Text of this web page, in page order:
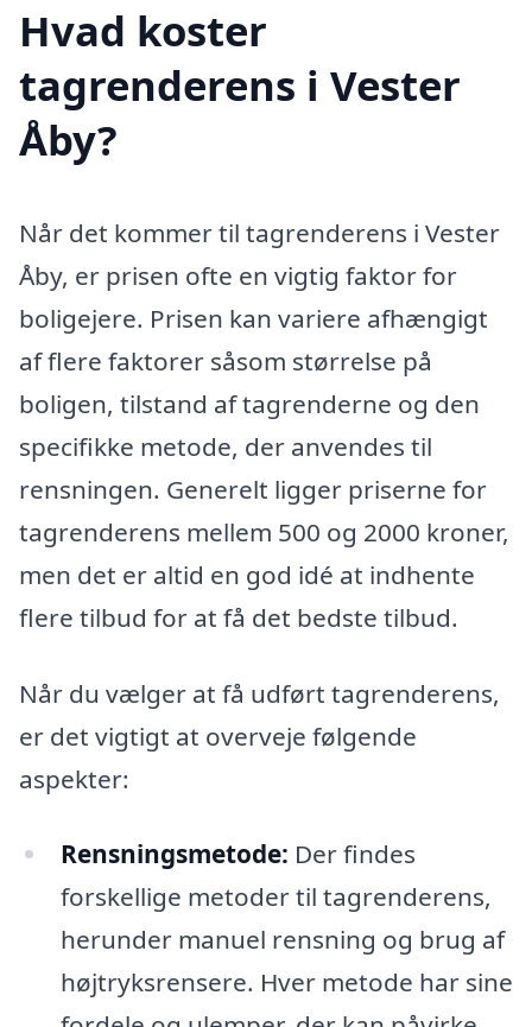
Hvad koster
tagrenderens i Vester
Åby?
Når det kommer til tagrenderens i Vester
Åby, er prisen ofte en vigtig faktor for
boligejere. Prisen kan variere afhængigt
af flere faktorer såsom størrelse på
boligen, tilstand af tagrenderne og den
specifikke metode, der anvendes til
rensningen. Generelt ligger priserne for
tagrenderens mellem 500 og 2000 kroner,
men det er altid en god idé at indhente
flere tilbud for at få det bedste tilbud.
Når du vælger at få udført tagrenderens,
er det vigtigt at overveje følgende
aspekter:
Rensningsmetode: Der findes
forskellige metoder til tagrenderens,
herunder manuel rensning og brug af
højtryksrensere. Hver metode har sine